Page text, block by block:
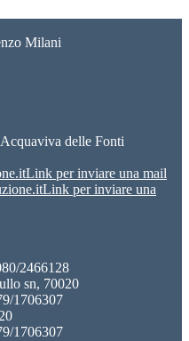
Milani
delle Fonti
Link per inviare una mail
Link per inviare una
2466128
sn, 70020
1706307
1706307